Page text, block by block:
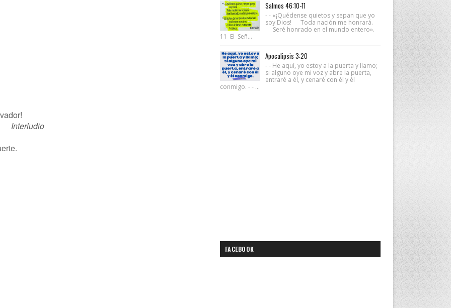
Interludio
Salmos 46:10-11
- - «¡Quédense quietos y sepan que yo
soy Dios! Toda nación me honrará.
Seré honrado en el mundo entero».
11 El Señ...
Apocalipsis 3:20
- - He aquí, yo estoy a la puerta y llamo;
si alguno oye mi voz y abre la puerta,
entraré a él, y cenaré con él y él
conmigo. - - ...
FACEBOOK